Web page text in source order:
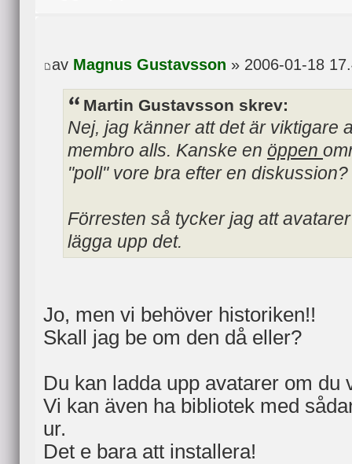
av Magnus Gustavsson » 2006-01-18
Martin Gustavsson skrev:
Nej, jag känner att det är viktigare
membro alls. Kanske en öppen
"poll" vore bra efter en diskussion?
Förresten så tycker jag att
lägga upp det.
Jo, men vi behöver historiken!!
Skall jag be om den då eller?
Du kan ladda upp avatarer om du
Vi kan även ha bibliotek med
ur.
Det e bara att installera!